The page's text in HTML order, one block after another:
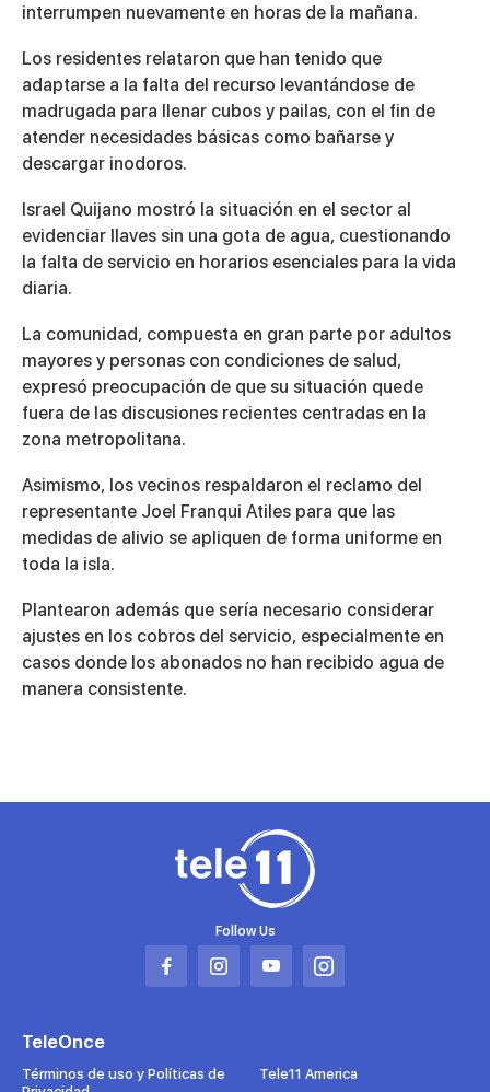
interrumpen nuevamente en horas de la mañana.
Los residentes relataron que han tenido que
adaptarse a la falta del recurso levantándose de
madrugada para llenar cubos y pailas, con el fin de
atender necesidades básicas como bañarse y
descargar inodoros.
Israel Quijano mostró la situación en el sector al
evidenciar llaves sin una gota de agua, cuestionando
la falta de servicio en horarios esenciales para la vida
diaria.
La comunidad, compuesta en gran parte por adultos
mayores y personas con condiciones de salud,
expresó preocupación de que su situación quede
fuera de las discusiones recientes centradas en la
zona metropolitana.
Asimismo, los vecinos respaldaron el reclamo del
representante Joel Franqui Atiles para que las
medidas de alivio se apliquen de forma uniforme en
toda la isla.
Plantearon además que sería necesario considerar
ajustes en los cobros del servicio, especialmente en
casos donde los abonados no han recibido agua de
manera consistente.
Follow Us
Abrir
pestaña
Abrir
pestaña
Abrir
pestaña
Abrir
pestaña
TeleOnce
Términos de uso y Políticas de
Tele11 America